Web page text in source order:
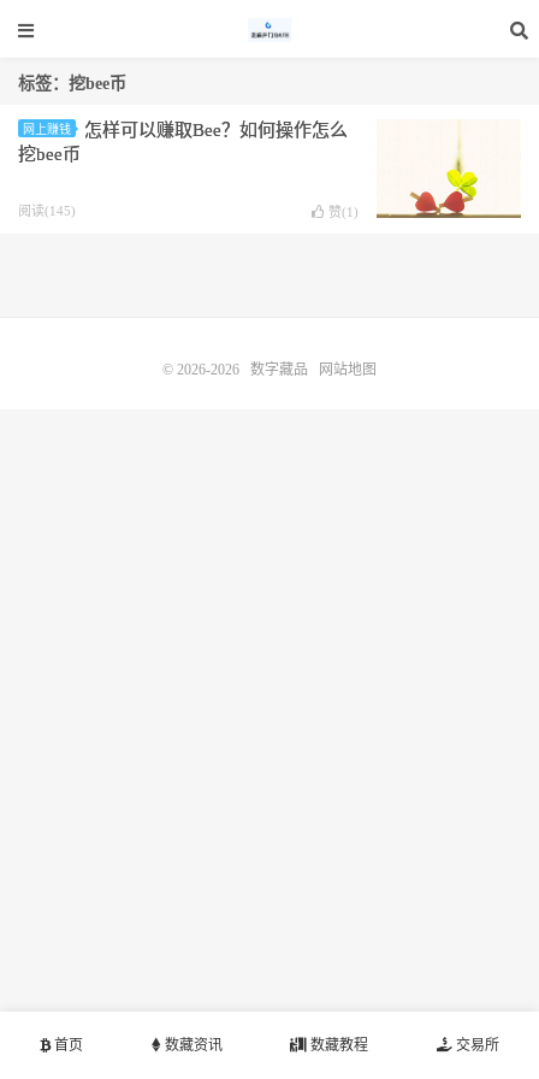
标签：挖bee币
网上赚钱
怎样可以赚取Bee？如何操作怎么
挖bee币
阅读(145) 赞(1 )
首页 数藏资讯 数藏教程 交易所
© 2026-2026 数字藏品 网站地图